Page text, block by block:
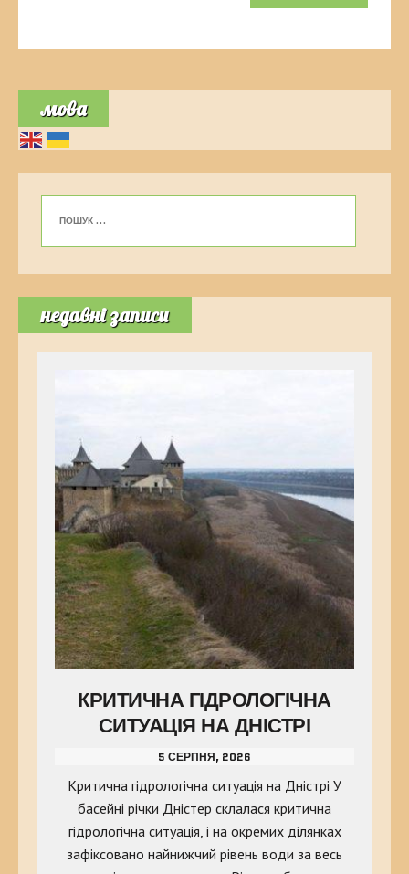
мова
недавні записи
КРИТИЧНА ГІДРОЛОГІЧНА
СИТУАЦІЯ НА ДНІСТРІ
5 СЕРПНЯ, 2026
Критична гідрологічна ситуація на Дністрі У
басейні річки Дністер склалася критична
гідрологічна ситуація, і на окремих ділянках
зафіксовано найнижчий рівень води за весь